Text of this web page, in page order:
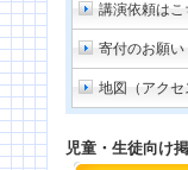
講演依頼はこ
寄付のお願い
地図（アク
児童・生徒向け